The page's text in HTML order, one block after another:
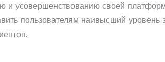
и усовершенствованию своей
пользователям наивысший